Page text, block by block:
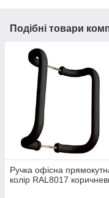
Подібні товари
Ручка офісна
колір RAL8017